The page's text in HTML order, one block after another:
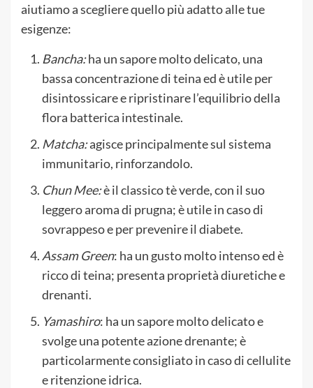
aiutiamo a scegliere quello più adatto alle tue
esigenze:
Bancha:ha un sapore molto delicato, una
bassa concentrazione di teina ed è utile per
disintossicare e ripristinare l’equilibrio della
flora batterica intestinale.
Matcha:agisce principalmente sul sistema
immunitario, rinforzandolo.
Chun Mee:è il classico tè verde, con il suo
leggero aroma di prugna; è utile in caso di
sovrappeso e per prevenire il diabete.
Assam Green: ha un gusto molto intenso ed è
ricco di teina; presenta proprietà diuretiche e
drenanti.
Yamashiro: ha un sapore molto delicato e
svolge una potente azione drenante; è
particolarmente consigliato in caso di cellulite
e ritenzione idrica.